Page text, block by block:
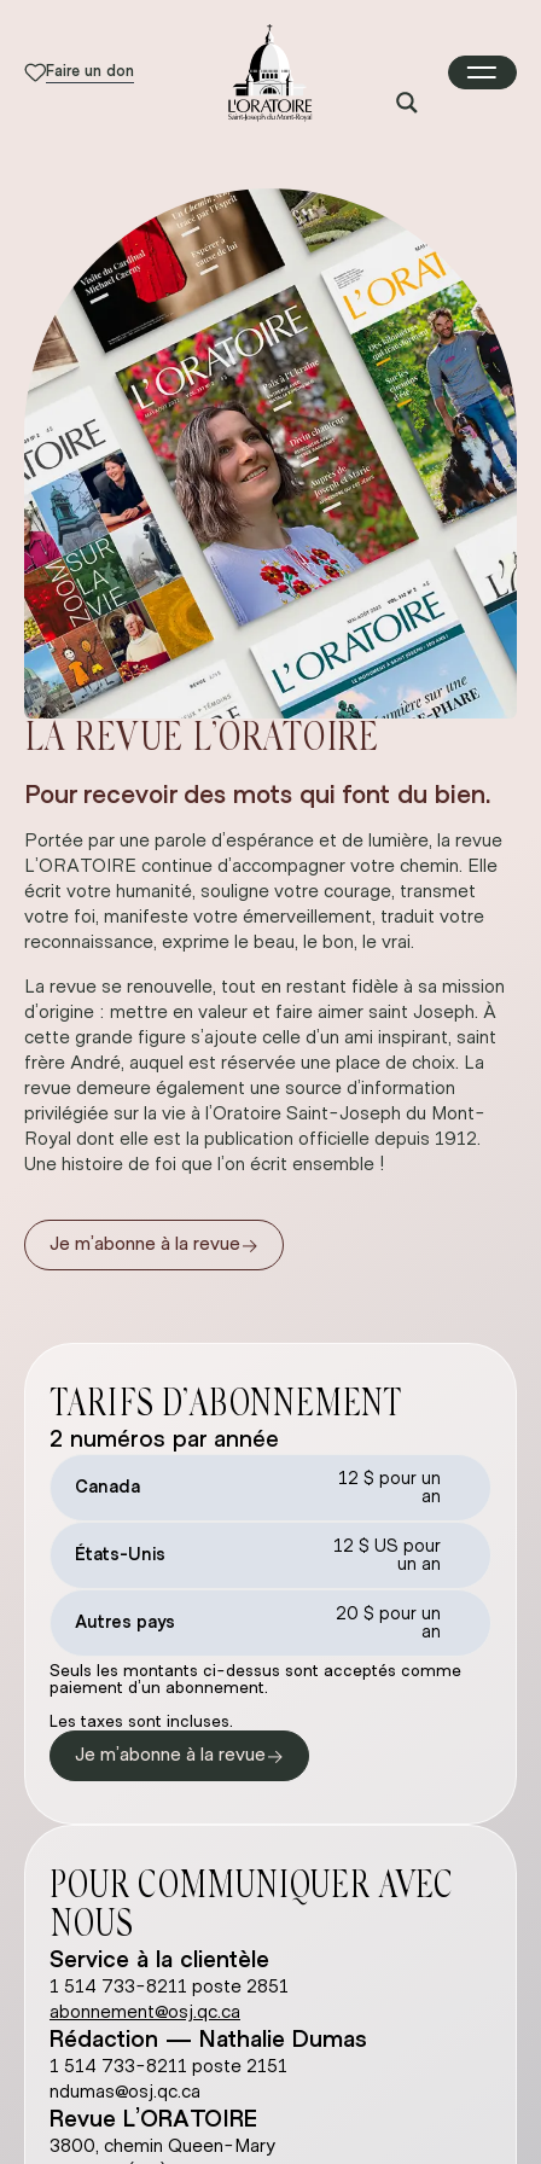
Faire un don
LA REVUE L’ORATOIRE
Pour recevoir des mots qui font du bien.
Portée par une parole d’espérance et de lumière, la revue
L’ORATOIRE continue d’accompagner votre chemin. Elle
écrit votre humanité, souligne votre courage, transmet
votre foi, manifeste votre émerveillement, traduit votre
reconnaissance, exprime le beau, le bon, le vrai.
La revue se renouvelle, tout en restant fidèle à sa mission
d’origine : mettre en valeur et faire aimer saint Joseph. À
cette grande figure s’ajoute celle d’un ami inspirant, saint
frère André, auquel est réservée une place de choix. La
revue demeure également une source d’information
privilégiée sur la vie à l’Oratoire Saint-Joseph du Mont-
Royal dont elle est la publication officielle depuis 1912.
Une histoire de foi que l’on écrit ensemble !
Je m’abonne à la revue→
TARIFS D’ABONNEMENT
2 numéros par année
Canada
12 $ pour un
an
États-Unis
12 $ US pour
un an
Autres pays
20 $ pour un
an
Seuls les montants ci-dessus sont acceptés comme
paiement d’un abonnement.
Les taxes sont incluses.
Je m’abonne à la revue→
POUR COMMUNIQUER AVEC
NOUS
Service à la clientèle
1 514 733-8211 poste 2851
abonnement@osj.qc.ca
Rédaction — Nathalie Dumas
1 514 733-8211 poste 2151
ndumas@osj.qc.ca
Revue L’ORATOIRE
3800, chemin Queen-Mary